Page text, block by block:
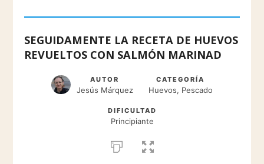
SEGUIDAMENTE LA RECETA DE HUEVOS
REVUELTOS CON SALMÓN MARINAD
AUTOR
Jesús Márquez
CATEGORÍA
Huevos, Pescado
DIFICULTAD
Principiante